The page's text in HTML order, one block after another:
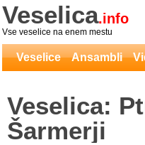
Veselica.info
Vse veselice na enem mestu
Veselice Ansambli
Veselica:
Šarmerji